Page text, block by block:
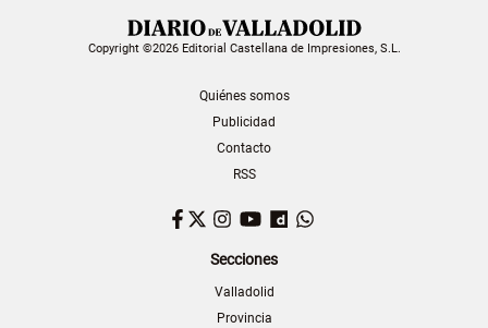
Copyright ©2026 Editorial Castellana de Impresiones, S.L.
Quiénes somos
Publicidad
Contacto
RSS
Facebook
TwitterInstagram
YouTubeDailymotion
Secciones
Valladolid
Provincia